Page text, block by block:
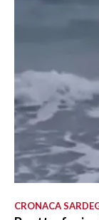
CRONACA